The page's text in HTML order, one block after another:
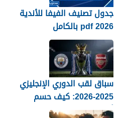
جدول تصنيف الفيفا للأندية
2026 pdf بالكامل
سباق لقب الدوري الإنجليزي
2025-2026: كيف حسم
أرسنال اللقب في النهاية؟